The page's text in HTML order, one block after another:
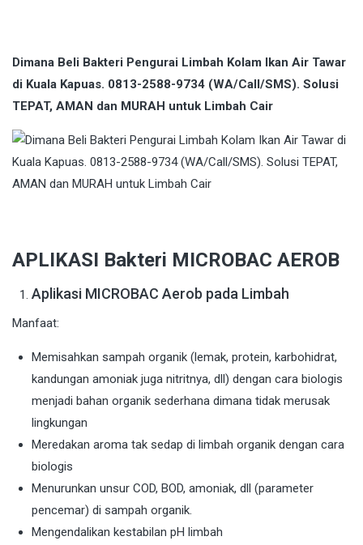
Dimana Beli Bakteri Pengurai Limbah Kolam Ikan Air Tawar
di Kuala Kapuas. 0813-2588-9734 (WA/Call/SMS). Solusi
TEPAT, AMAN dan MURAH untuk Limbah Cair
APLIKASI Bakteri MICROBAC AEROB
Aplikasi MICROBAC Aerob pada Limbah
Manfaat:
Memisahkan sampah organik (lemak, protein, karbohidrat,
kandungan amoniak juga nitritnya, dll) dengan cara biologis
menjadi bahan organik sederhana dimana tidak merusak
lingkungan
Meredakan aroma tak sedap di limbah organik dengan cara
biologis
Menurunkan unsur COD, BOD, amoniak, dll (parameter
pencemar) di sampah organik.
Mengendalikan kestabilan pH limbah